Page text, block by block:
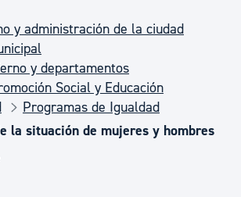
y administración de la ciudad
y departamentos
Social y Educación
Programas de Igualdad
la situación de mujeres y hombres